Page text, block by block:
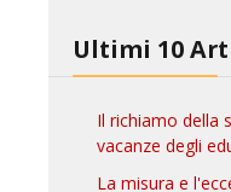
Ultimi 10
Il richiamo della
vacanze degli
La misura e